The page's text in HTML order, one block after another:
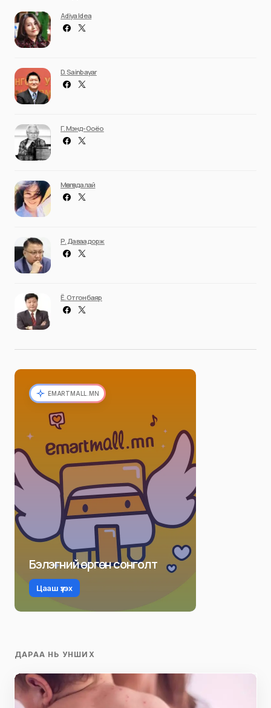
Adiya Idea
D. Sainbayar
Г. Мэнд-Ооёо
Мөнгөндалай
Р. Даваадорж
Ё. Отгонбаяр
EMARTMALL.MN
Бэлэгний өргөн сонголт
Цааш үзэх
ДАРАА НЬ УНШИХ